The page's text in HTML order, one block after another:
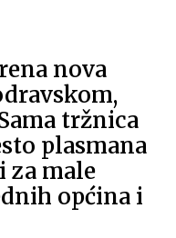
nova
tržnica
plasmana
za male
općina i